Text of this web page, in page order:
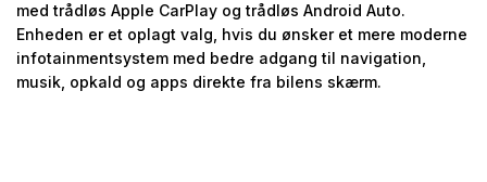
med trådløs Apple CarPlay og trådløs Android Auto.
Enheden er et oplagt valg, hvis du ønsker et mere moderne
infotainmentsystem med bedre adgang til navigation,
musik, opkald og apps direkte fra bilens skærm.